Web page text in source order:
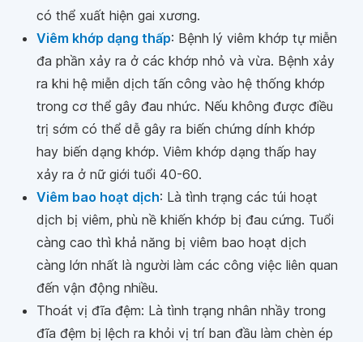
có thể xuất hiện gai xương.
Viêm khớp dạng thấp: Bệnh lý viêm khớp tự miễn
đa phần xảy ra ở các khớp nhỏ và vừa. Bệnh xảy
ra khi hệ miễn dịch tấn công vào hệ thống khớp
trong cơ thể gây đau nhức. Nếu không được điều
trị sớm có thể dễ gây ra biến chứng dính khớp
hay biến dạng khớp. Viêm khớp dạng thấp hay
xảy ra ở nữ giới tuổi 40-60.
Viêm bao hoạt dịch: Là tình trạng các túi hoạt
dịch bị viêm, phù nề khiến khớp bị đau cứng. Tuổi
càng cao thì khả năng bị viêm bao hoạt dịch
càng lớn nhất là người làm các công việc liên quan
đến vận động nhiều.
Thoát vị đĩa đệm: Là tình trạng nhân nhầy trong
đĩa đệm bị lệch ra khỏi vị trí ban đầu làm chèn ép